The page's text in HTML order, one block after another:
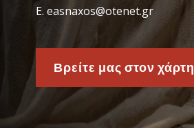
Ε. easnaxos@otenet.gr
Βρείτε μας στον χάρτη